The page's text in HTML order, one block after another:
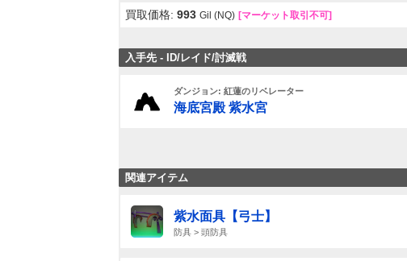
買取価格:993 Gil (NQ) [マーケット取引不可]
入手先 - ID/レイド/討滅戦
ダンジョン: 紅蓮のリベレーター
海底宮殿 紫水宮
関連アイテム
紫水面具【弓士】
防具 > 頭防具